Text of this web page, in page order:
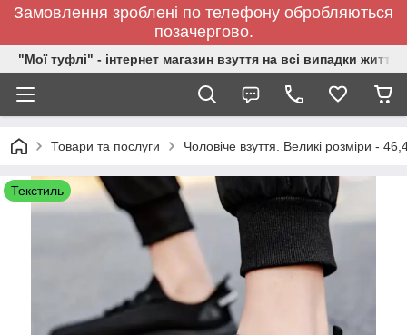
Замовлення зроблені по телефону обробляються
позачергово.
"Мої туфлі" - інтернет магазин взуття на всі випадки життя.
Товари та послуги Чоловіче взуття. Великі розміри -
Текстиль